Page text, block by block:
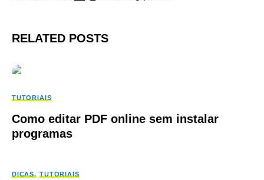
RELATED POSTS
TUTORIAIS
Como editar PDF online sem instalar
programas
DICAS TUTORIAIS